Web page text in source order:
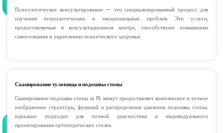
Психологическое консультирование — это специализированный процесс для
изучения психологических и эмоциональных проблем. Эти услуги,
предоставляемые в консультационном центре, способствуют повышению
самосознания и укреплению психического здоровья.
Сканирование туловища и подошвы стопы
Сканирование подошвы стопы за 15 минут предоставляет комплексное и точное
изображение структуры, функций и распределения давления подошвы стопы;
идеально подходит для точной диагностики и индивидуального
проектирования ортопедических стелек.